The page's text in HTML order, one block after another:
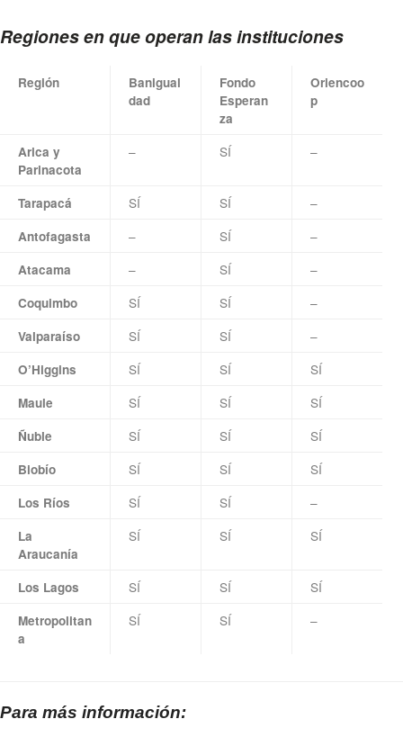
Regiones en que operan las instituciones
Región
Banigual
dad
Fondo
Esperan
za
Oriencoo
p
Arica y
Parinacota
– SÍ –
Tarapacá SÍ SÍ –
Antofagasta – SÍ –
Atacama – SÍ –
Coquimbo SÍ SÍ –
Valparaíso SÍ SÍ –
O’Higgins SÍ SÍ SÍ
Maule SÍ SÍ SÍ
Ñuble SÍ SÍ SÍ
Biobío SÍ SÍ SÍ
Los Ríos SÍ SÍ –
La
Araucanía
SÍ SÍ SÍ
Los Lagos SÍ SÍ SÍ
Metropolitan
a
SÍ SÍ –
Para más información: